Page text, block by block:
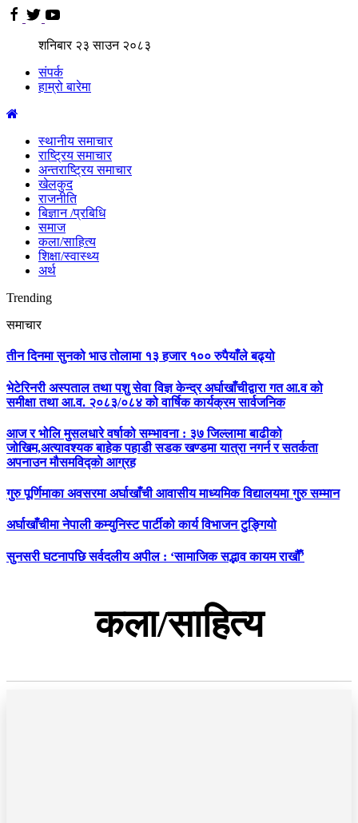
शनिबार २३साउन २०८३
संपर्क
हाम्रो बारेमा
स्थानीय समाचार
राष्ट्रिय समाचार
अन्तराष्ट्रिय समाचार
खेलकुद
राजनीति
बिज्ञान /प्रबिधि
समाज
कला/साहित्य
शिक्षा/स्वास्थ्य
अर्थ
Trending
समाचार
तीन दिनमा सुनको भाउ तोलामा १३ हजार १०० रुपैयाँले बढ्यो
भेटेरिनरी अस्पताल तथा पशु सेवा विज्ञ केन्द्र अर्घाखाँचीद्वारा गत आ.व को
समीक्षा तथा आ.व. २०८३/०८४ को वार्षिक कार्यक्रम सार्वजनिक
आज र भोलि मुसलधारे वर्षाको सम्भावना : ३७ जिल्लामा बाढीको
जोखिम,अत्यावश्यक बाहेक पहाडी सडक खण्डमा यात्रा नगर्न र सतर्कता
अपनाउन मौसमविद्काे आग्रह
गुरु पूर्णिमाका अवसरमा अर्घाखाँची आवासीय माध्यमिक विद्यालयमा गुरु सम्मान
अर्घाखाँचीमा नेपाली कम्युनिस्ट पार्टीको कार्य विभाजन टुङ्गियो
सुनसरी घटनापछि सर्वदलीय अपील : ‘सामाजिक सद्भाव कायम राखौँ’
कला/साहित्य